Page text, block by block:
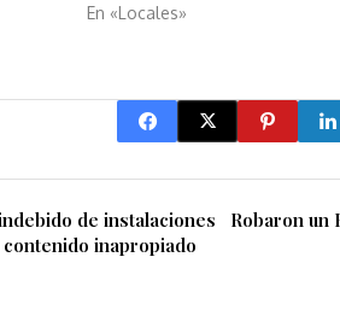
En «Locales»
de instalaciones
inapropiado
Robaron un